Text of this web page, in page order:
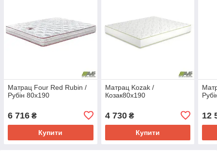
Матрац Four Red Rubin /
Рубін 80х190
6 716 ₴
Купити
Матрац Kozak /
Козак80х190
4 730₴
Купити
12